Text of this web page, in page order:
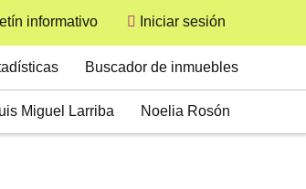
informativo
User
Iniciar sesión
Miguel Larriba Noelia Rosón
Buscador de inmuebles